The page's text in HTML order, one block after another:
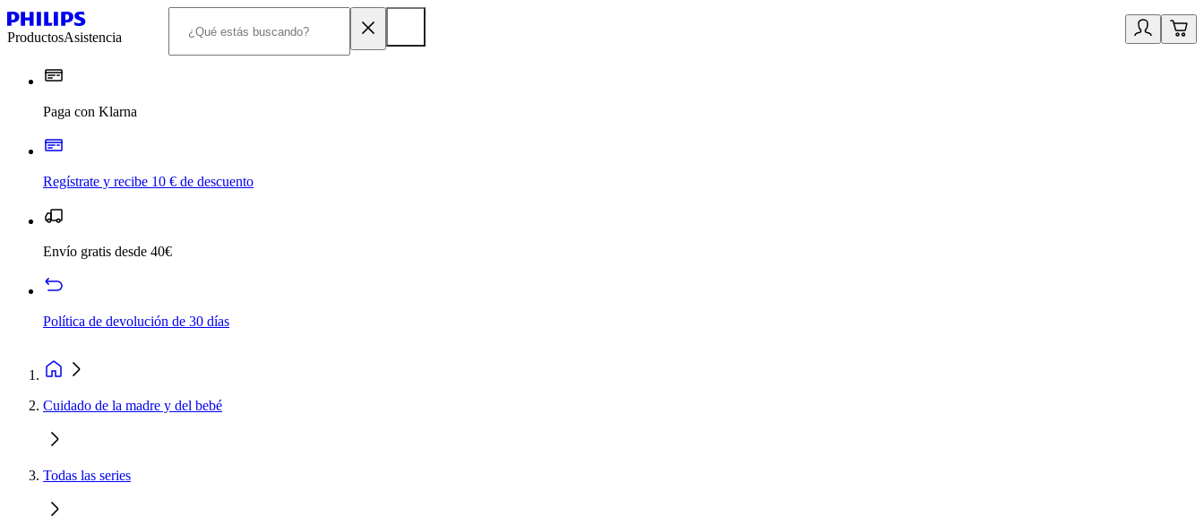
ProductosAsistencia
Paga con Klarna
Regístrate y recibe 10 € de descuento
Envío gratis desde 40€
Política de devolución de 30 días
Cuidado de la madre y del bebé
Todas las series